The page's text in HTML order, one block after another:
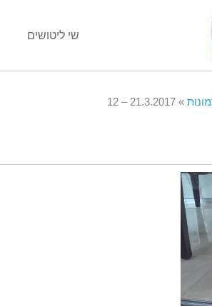
שי ליטושים
»
21.3.2017 – 12